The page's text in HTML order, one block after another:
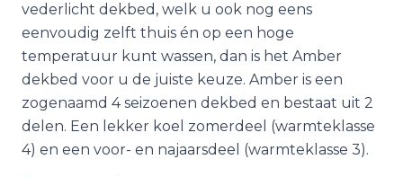
vederlicht dekbed, welk u ook nog eens
eenvoudig zelft thuis én op een hoge
temperatuur kunt wassen, dan is het Amber
dekbed voor u de juiste keuze. Amber is een
zogenaamd 4 seizoenen dekbed en bestaat uit 2
delen. Een lekker koel zomerdeel (warmteklasse
4) en een voor- en najaarsdeel (warmteklasse 3).